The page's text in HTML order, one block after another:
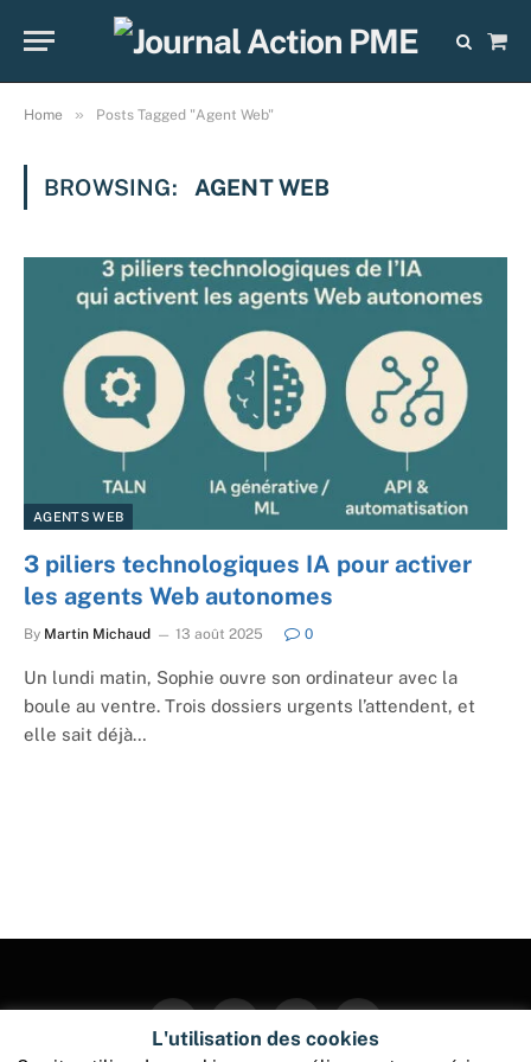
Cart
Home » Posts Tagged "Agent Web"
BROWSING: AGENT WEB
AGENTS WEB
3 piliers technologiques IA pour activer
les agents Web autonomes
By Martin Michaud 13 août 2025 0
Un lundi matin, Sophie ouvre son ordinateur avec la
boule au ventre. Trois dossiers urgents l’attendent, et
elle sait déjà…
FacebookTwitter InstagramPinterest
L'utilisation des cookies